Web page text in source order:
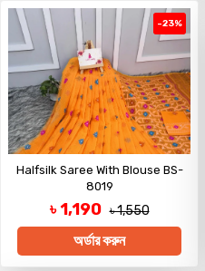
-23%
Halfsilk Saree With Blouse BS-
8019
৳ 1,190 ৳ 1,550
অর্ডার করুন